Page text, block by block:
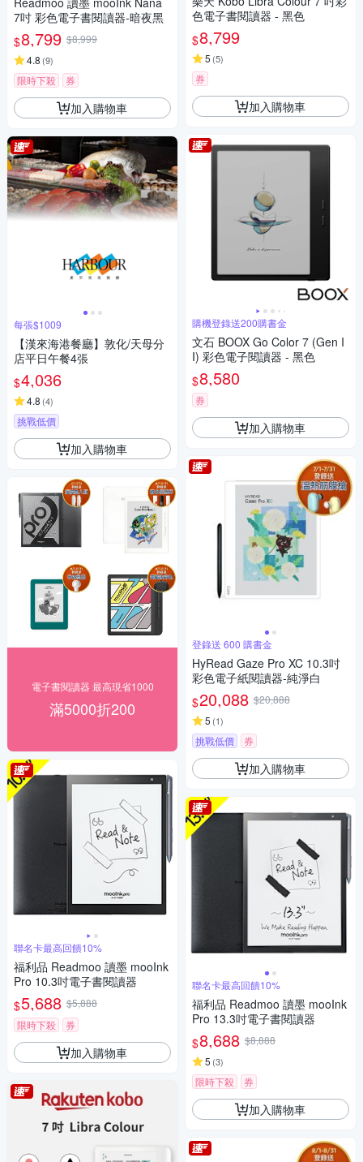
7吋 彩色電子書閱讀器-暗夜黑
$8,799 $8,999
4.8 (9)
限時下殺 券
加入購物車
每張$1009
【漢來海港餐廳】敦化/天母分
店平日午餐4張
$4,036
4.8 (4)
挑戰低價
加入購物車
電子書閱讀器 最高現省1000
滿5000折200
聯名卡最高回饋10%
福利品 Readmoo 讀墨 mooInk
Pro 10.3吋電子書閱讀器
$5,688 $5,888
限時下殺
券
加入購物車
色電子書閱讀器 - 黑色
$8,799
5 (5)
券
加入購物車
購機登錄送200購書金
文石 BOOX Go Color 7 (Gen I
I) 彩色電子閱讀器 - 黑色
$8,580
券
加入購物車
登錄送 600 購書金
HyRead Gaze Pro XC 10.3吋
彩色電子紙閱讀器-純淨白
$20,088 $20,888
5 (1)
挑戰低價 券
加入購物車
聯名卡最高回饋10%
福利品 Readmoo 讀墨 mooInk
Pro 13.3吋電子書閱讀器
$8,688 $8,888
5 (3)
限時下殺 券
加入購物車